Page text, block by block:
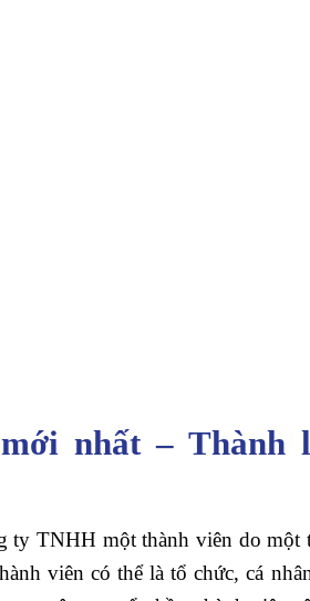
nhất – Thành
TNHH một thành viên do một
viên có thể là tổ chức, cá